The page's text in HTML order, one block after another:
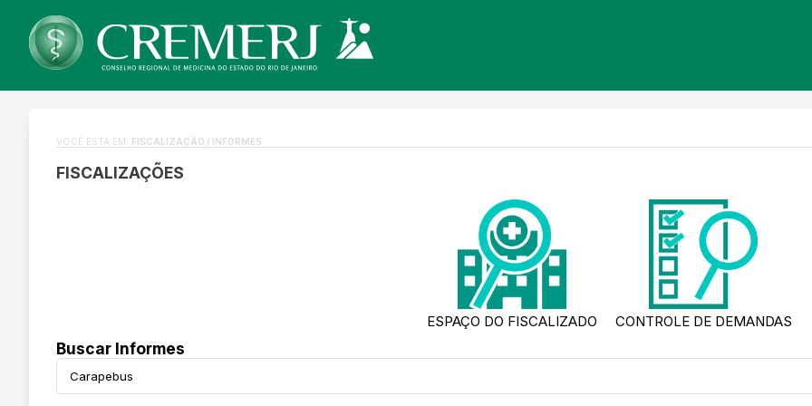
VOCÊ ESTÁ EM: FISCALIZAÇÃO / INFORMES
FISCALIZAÇÕES
ESPAÇO DO FISCALIZADO CONTROLE DE DEMANDAS
Buscar Informes